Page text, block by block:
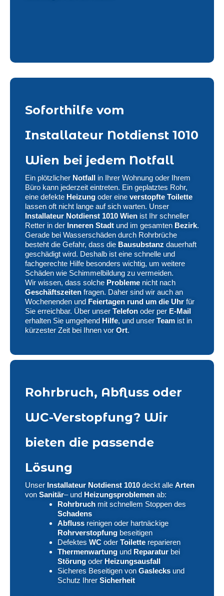
Soforthilfe vom
Installateur Notdienst 1010
Wien bei jedem Notfall
Ein plötzlicher Notfall in Ihrer Wohnung oder Ihrem
Büro kann jederzeit eintreten. Ein geplatztes Rohr,
eine defekte Heizung oder eine verstopfte Toilette
lassen oft nicht lange auf sich warten. Unser
Installateur Notdienst 1010 Wien ist Ihr schneller
Retter in der Inneren Stadt und im gesamten Bezirk.
Gerade bei Wasserschäden durch Rohrbrüche
besteht die Gefahr, dass die Bausubstanz dauerhaft
geschädigt wird. Deshalb ist eine schnelle und
fachgerechte Hilfe besonders wichtig, um weitere
Schäden wie Schimmelbildung zu vermeiden.
Wir wissen, dass solche Probleme nicht nach
Geschäftszeiten fragen. Daher sind wir auch an
Wochenenden und Feiertagen rund um die Uhr für
Sie erreichbar. Über unser Telefon oder per E-Mail
erhalten Sie umgehend Hilfe, und unser Team ist in
kürzester Zeit bei Ihnen vor Ort.
Rohrbruch, Abfluss oder
WC-Verstopfung? Wir
bieten die passende
Lösung
Unser Installateur Notdienst 1010 deckt alle Arten
von Sanitär– und Heizungsproblemen ab:
Rohrbruch mit schnellem Stoppen des
Schadens
Abfluss reinigen oder hartnäckige
Rohrverstopfung beseitigen
Defektes WC oder Toilette reparieren
Thermenwartung und Reparatur bei
Störung oder Heizungsausfall
Sicheres Beseitigen von Gaslecks und
Schutz Ihrer Sicherheit